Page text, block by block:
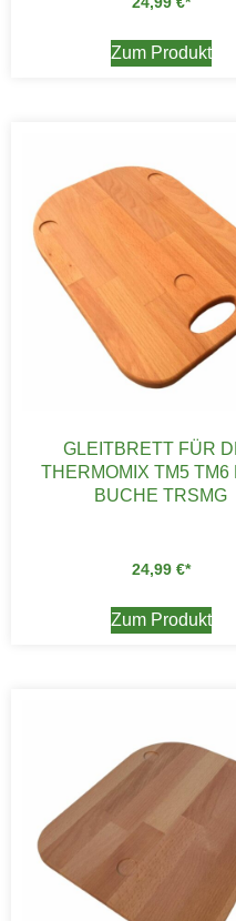
Zum Produkt
GLEITBRETT FÜR
THERMOMIX TM5 TM6
BUCHE TRSMG
24,99 €
Zum Produkt